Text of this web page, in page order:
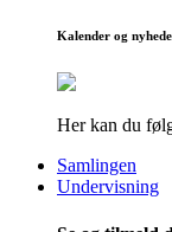
Kalender og
Her kan du
Samlingen
Undervisning